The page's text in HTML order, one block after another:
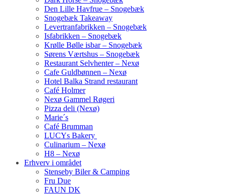
Den Lille Havfrue – Snogebæk
Snogebæk Takeaway
Levertranfabrikken – Snogebæk
Isfabrikken – Snogebæk
Krølle Bølle isbar – Snogebæk
Sørens Værtshus – Snogebæk
Restaurant Selvhenter – Nexø
Cafe Guldbønnen – Nexø
Hotel Balka Strand restaurant
Café Holmer
Nexø Gammel Røgeri
Pizza deli (Nexø)
Marie´s
Café Brumman
LUCYs Bakery
Culinarium – Nexø
H8 – Nexø
Erhverv i området
Stenseby Biler & Camping
Fru Due
FAUN DK